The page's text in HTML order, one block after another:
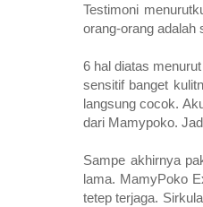
Testimoni
orang-orang adalah
6 hal diatas
sensitif banget
langsung cocok.
dari Mamypoko.
Sampe akhirnya
lama. MamyPoko
tetep terjaga.